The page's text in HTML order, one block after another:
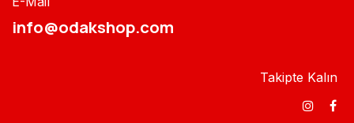
info@odakshop.com​
Takipte Kalın